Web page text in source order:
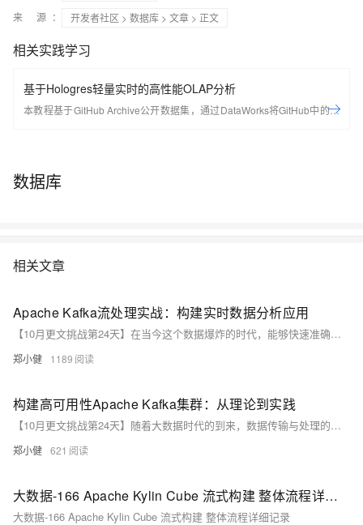
来 源：
开发者社区 > 数据库 > 文章 > 正文
相关实践学习
基于Hologres轻量实时的高性能OLAP分析
本教程基于GitHub Archive公开数据集，通过DataWorks将GitHub中的项
数据库
相关文章
Apache Kafka流处理实战：构建实时数据分析应用
【10月更文挑战第24天】在当今这个数据爆炸的时代，能够快速准确地处理实时数据变得尤为重要。无论是金融交易监控、网络行为分析还是物联网设备的数据收集，实时数据处理技术都是不可或缺的一部分。Apache Kafka作为一款高性能的消息队列系统，不仅支持传统的消息传递模式，还提供了强大的流处理能力，能够帮助开发者构建高效、可扩展的实时数据分析应用。
郑小健 1189
构建高可用性Apache Kafka集群：从理论到实践
【10月更文挑战第24天】随着大数据时代的到来，数据传输与处理的需求日益增长。Apache Kafka作为一个高性能的消息队列服务，因其出色的吞吐量、可扩展性和容错能力而受到广泛欢迎。然而，在构建大规模生产环境下的Kafka集群时，保证其高可用性是至关重要的。本文将从个人实践经验出发，详细介绍如何构建一个高可用性的Kafka集群，包括集群规划、节点配置以及故障恢复机制等方面。
郑小健 621
大数据-166 Apache Kylin Cube 流式构建 整体流程详细记录
大数据-166 Apache Kylin Cube 流式构建 整体流程详细记录